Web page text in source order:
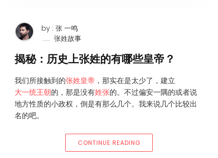
by : 张 一鸣
张姓故事
揭秘：历史上张姓的有哪些皇帝？
我们所接触到的张姓皇帝 ，那实在是太少了，建立
大一统王朝的，那是没有姓张的。不过偏安一隅的或者说
地方性质的小政权，倒是有那么几个。我来说几个比较出
名的吧。
CONTINUE READING“揭秘：历史上张姓的有哪